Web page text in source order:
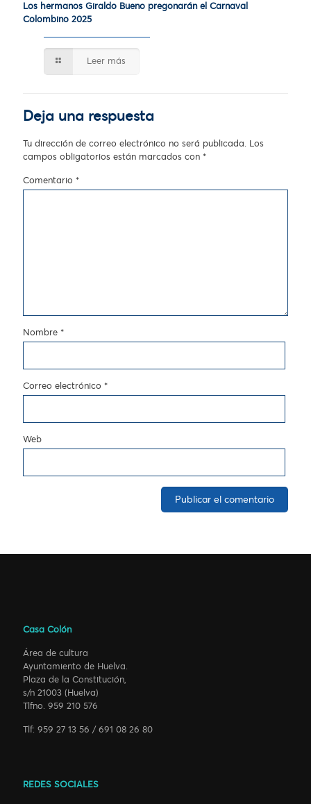
Los hermanos Giraldo Bueno pregonarán el Carnaval
Colombino 2025
Leer más
Deja una respuesta
Tu dirección de correo electrónico no será publicada. Los
campos obligatorios están marcados con *
Comentario *
Nombre *
Correo electrónico *
Web
Casa Colón
Área de cultura
Ayuntamiento de Huelva.
Plaza de la Constitución,
s/n 21003 (Huelva)
Tlfno. 959 210 576
Tlf: 959 27 13 56 / 691 08 26 80
REDES SOCIALES